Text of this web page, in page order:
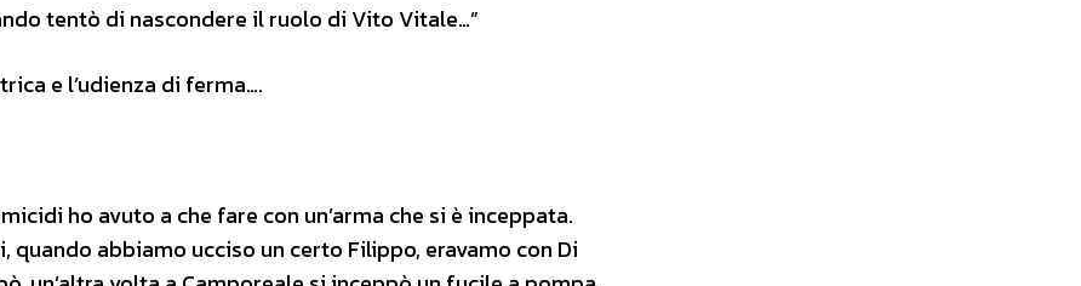
tentò di nascondere il ruolo di Vito Vitale…”
e l’udienza di ferma….
ho avuto a che fare con un’arma che si è inceppata.
quando abbiamo ucciso un certo Filippo, eravamo con Di